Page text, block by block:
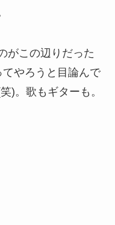
がこの辺りだった
やろうと目論んで
)。歌もギターも。